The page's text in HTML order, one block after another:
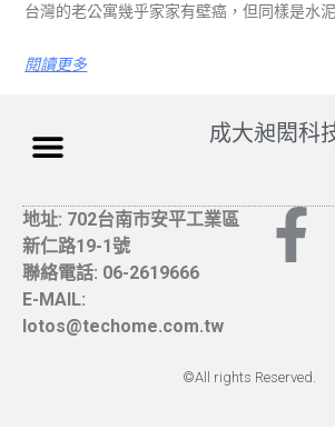
台灣的老公寓幾乎家家有壁癌，但同樣是水泥
閱讀更多
成大昶閎科
地址: 702台南市安平工業區
新仁路19-1號
聯絡電話: 06-2619666
E-MAIL:
lotos@techome.com.tw
©All rights Reserved.